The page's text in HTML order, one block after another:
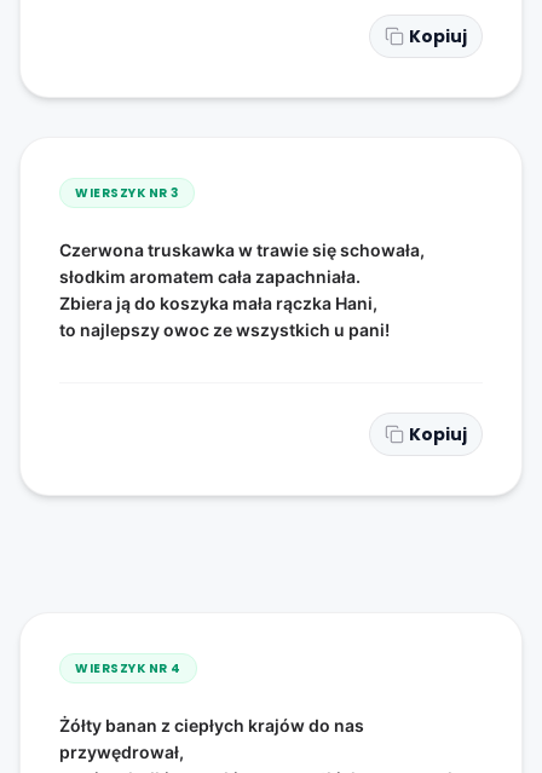
Kopiuj
WIERSZYK NR 3
Czerwona truskawka w trawie się schowała,
słodkim aromatem cała zapachniała.
Zbiera ją do koszyka mała rączka Hani,
to najlepszy owoc ze wszystkich u pani!
Kopiuj
WIERSZYK NR 4
Żółty banan z ciepłych krajów do nas
przywędrował,